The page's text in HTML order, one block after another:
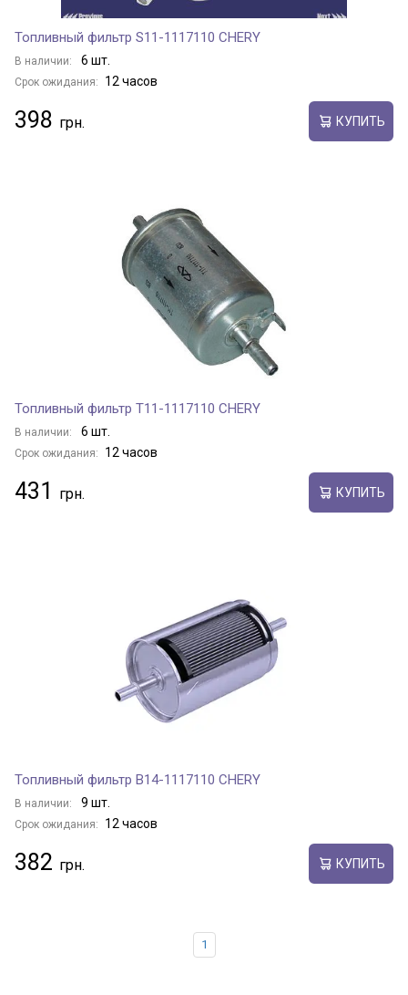
Топливный фильтр S11-1117110 CHERY
В наличии: 6 шт.
Срок ожидания: 12 часов
398 КУПИТЬ
Топливный фильтр T11-1117110 CHERY
В наличии: 6 шт.
Срок ожидания: 12 часов
431 КУПИТЬ
Топливный фильтр B14-1117110 CHERY
В наличии: 9 шт.
Срок ожидания: 12 часов
382 КУПИТЬ
1